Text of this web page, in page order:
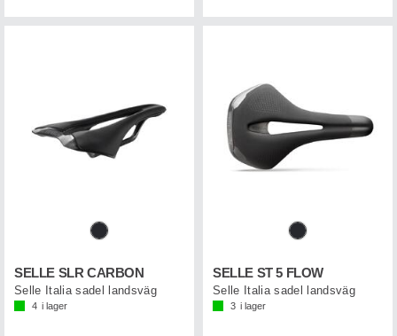
SELLE SLR CARBON
Selle Italia sadel landsväg
4 i lager
SELLE ST 5 FLOW
Selle Italia sadel landsväg
3 i lager